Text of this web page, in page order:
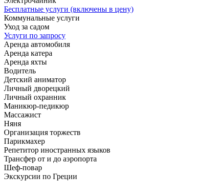
Бесплатные услуги (включены в цену)
Коммунальные услуги
Уход за садом
Услуги по запросу
Аренда автомобиля
Аренда катера
Аренда яхты
Водитель
Детский аниматор
Личный дворецкий
Личный охранник
Маникюр-педикюр
Массажист
Няня
Организация торжеств
Парикмахер
Репетитор иностранных языков
Трансфер от и до аэропорта
Шеф-повар
Экскурсии по Греции